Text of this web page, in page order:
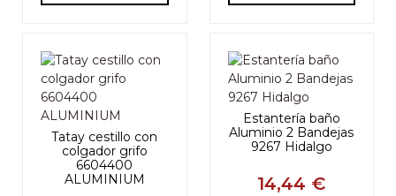
Tatay cestillo con
colgador grifo
6604400
ALUMINIUM
Estantería baño
Aluminio 2 Bandejas
9267 Hidalgo
14,44 €